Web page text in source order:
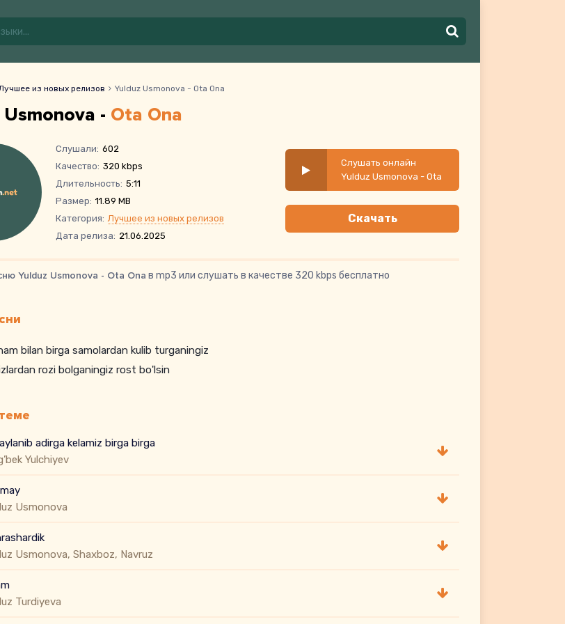
из новых релизов Yulduz Usmonova - Ota Ona
Usmonova - Ota Ona
Слушали: 602
Качество: 320 kbps
Длительность: 5:11
Размер: 11.89 MB
Категория: Лучшее из новых релизов
Дата релиза: 21.06.2025
Слушать онлайн
Yulduz Usmonova - Ota
Ona
Скачать
Yulduz Usmonova - Ota Ona в mp3 или слушать в качестве 320 kbps бесплатно
bilan birga samolardan kulib turganingiz
rozi bolganingiz rost bo'lsin
adirga kelamiz birga birga
Yulchiyev
Usmonova
Usmonova, Shaxboz, Navruz
Turdiyeva